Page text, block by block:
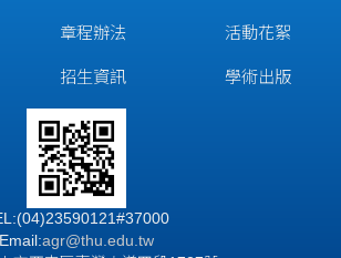
章程辦法
招生資訊
活動花絮
學術出版
Email:agr@thu.edu.tw